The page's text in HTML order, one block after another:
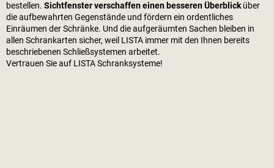
bestellen. Sichtfenster verschaffen einen besseren Überblicküber
die aufbewahrten Gegenstände und fördern ein ordentliches
Einräumen der Schränke. Und die aufgeräumten Sachen bleiben in
allen Schrankarten sicher, weil LISTA immer mit den Ihnen bereits
beschriebenen Schließsystemen arbeitet.
Vertrauen Sie auf LISTA Schranksysteme!